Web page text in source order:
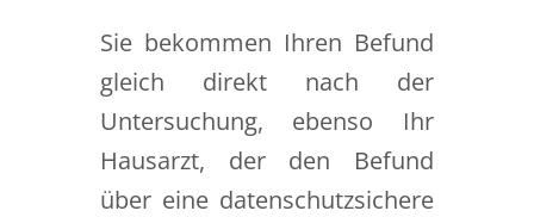
Sie bekommen Ihren Befund
gleich direkt nach der
Untersuchung, ebenso Ihr
Hausarzt, der den Befund
über eine datenschutzsichere